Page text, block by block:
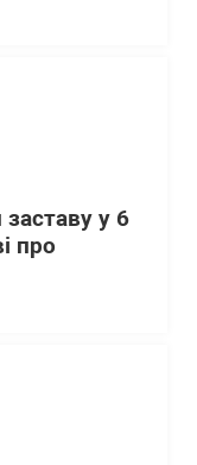
у 6
про